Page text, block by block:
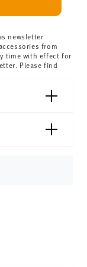
orders over
is less than
by e-mail as
within
delivery times to
service
newsletter
from
time with effect for
Please find